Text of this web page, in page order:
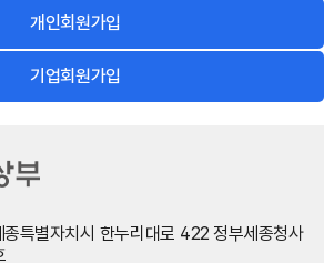
에 해당하지 않는 한 회원으로 등록합니
속을 저해할 목적으로 신청하였을 경우
무역구제의 운영에 현저히 지장이 있다고
가 필요하다고 인정하는 경우
시, 서비스 이용 기록
이용목적
비스 가입, 변경, 사후관리, 품질개선, 명
비스 이용에 대한 통계ㆍ분석
이용기간
개인정보를 회원가입을 하는 시점부터 서
개인회원가입
기업회원가입
특별자치시 한누리대로 422 정부세종청사